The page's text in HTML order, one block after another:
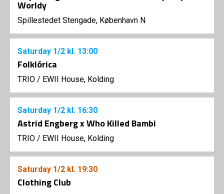
Worldy
Spillestedet Stengade, København N
Saturday 1/2 kl. 13:00
Folklórica
TRIO / EWII House, Kolding
Saturday 1/2 kl. 16:30
Astrid Engberg x Who Killed Bambi
TRIO / EWII House, Kolding
Saturday 1/2 kl. 19:30
Clothing Club